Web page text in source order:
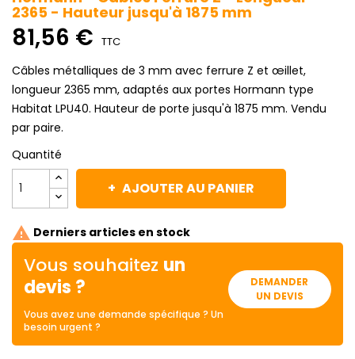
2365 - Hauteur jusqu'à 1875 mm
81,56 € TTC
Câbles métalliques de 3 mm avec ferrure Z et œillet,
longueur 2365 mm, adaptés aux portes Hormann type
Habitat LPU40. Hauteur de porte jusqu'à 1875 mm. Vendu
par paire.
Quantité
AJOUTER AU PANIER
 Derniers articles en stock
Vous souhaitez un
devis ?
Vous avez une demande spécifique ? Un
besoin urgent ?
DEMANDER
UN DEVIS